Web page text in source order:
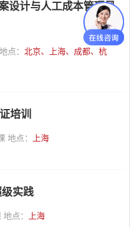
设计与人工成本管理风
点： 北京、上海、成都、杭
培训
地点：
上海
实践
点：
上海